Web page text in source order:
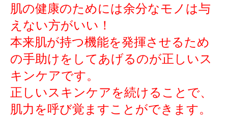
肌の健康のためには余分なモノは与
えない方がいい！
本来肌が持つ機能を発揮させるため
の手助けをしてあげるのが正しいス
キンケアです。
正しいスキンケアを続けることで、
肌力を呼び覚ますことができます。